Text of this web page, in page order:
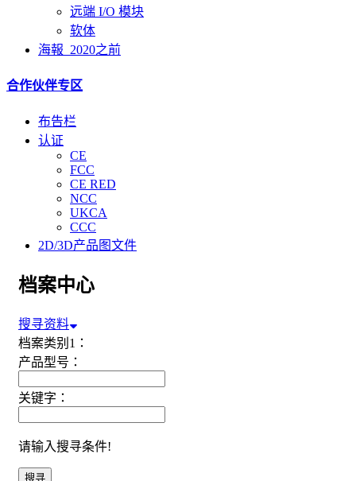
远端 I/O 模块
软体
海報_2020之前
合作伙伴专区
布告栏
认证
CE
FCC
CE RED
NCC
UKCA
CCC
2D/3D产品图文件
档案中心
搜寻资料
档案类别1：
产品型号：
关键字：
请输入搜寻条件!